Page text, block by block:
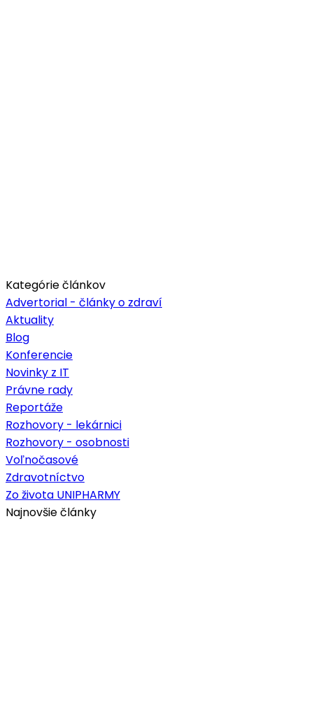
Kategórie článkov
Advertorial - články o zdraví
Aktuality
Blog
Konferencie
Novinky z IT
Právne rady
Reportáže
Rozhovory - lekárnici
Rozhovory - osobnosti
Voľnočasové
Zdravotníctvo
Zo života UNIPHARMY
Najnovšie články